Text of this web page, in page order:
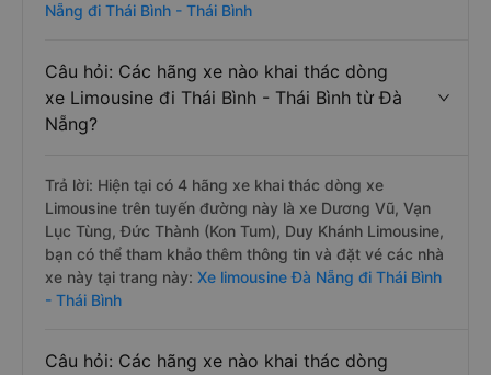
Nẵng đi Thái Bình - Thái Bình
Câu hỏi: Các hãng xe nào khai thác dòng
xe Limousine đi Thái Bình - Thái Bình từ Đà
Nẵng?
Trả lời: Hiện tại có 4 hãng xe khai thác dòng xe
Limousine trên tuyến đường này là xe Dương Vũ, Vạn
Lục Tùng, Đức Thành (Kon Tum), Duy Khánh Limousine,
bạn có thể tham khảo thêm thông tin và đặt vé các nhà
xe này tại trang này: Xe limousine Đà Nẵng đi Thái Bình
- Thái Bình
Câu hỏi: Các hãng xe nào khai thác dòng